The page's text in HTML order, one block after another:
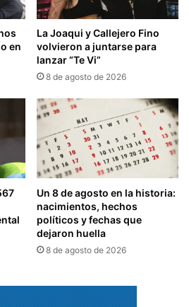
en
La Joaqui y Callejero Fino
volvieron a juntarse para
lanzar “Te Vi”
8 de agosto de 2026
Un 8 de agosto en la historia:
nacimientos, hechos
políticos y fechas que
dejaron huella
8 de agosto de 2026